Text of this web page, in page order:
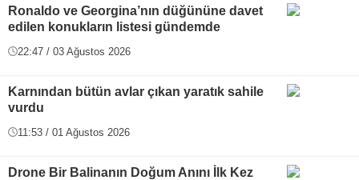
Ronaldo ve Georgina’nın düğününe davet
edilen konukların listesi gündemde
22:47 / 03 Ağustos 2026
Karnından bütün avlar çıkan yaratık sahile
vurdu
11:53 / 01 Ağustos 2026
Drone Bir Balinanın Doğum Anını İlk Kez